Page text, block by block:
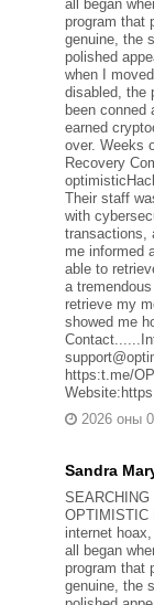
all began
program that
genuine, the
polished
when I
disabled, the
been conned
earned
over. Weeks
Recovery
Their staff
with
transactions,
me informed
able to
a
retrieve my
showed me
https:t.me/
2026 оны
Sandra
OPTIMISTIC
internet
all began
program that
genuine, the